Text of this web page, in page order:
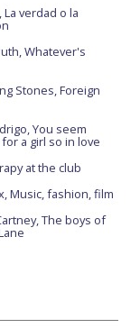
La verdad o la
Whatever's
Stones, Foreign
You seem
a girl so in love
at the club
Music, fashion, film
The boys of